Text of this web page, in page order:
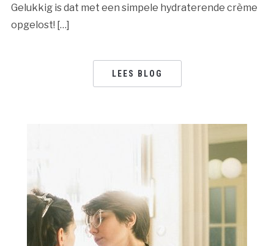
Gelukkig is dat met een simpele hydraterende crème
opgelost! […]
LEES BLOG